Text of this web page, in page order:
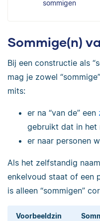
sommigen
Sommige(n)
Bij een constructie als
mag je zowel
mits:
er na “van de” een
gebruikt dat in het
er naar personen
Als het zelfstandig
enkelvoud staat of een
is alleen “sommigen”
Voorbeeldzin